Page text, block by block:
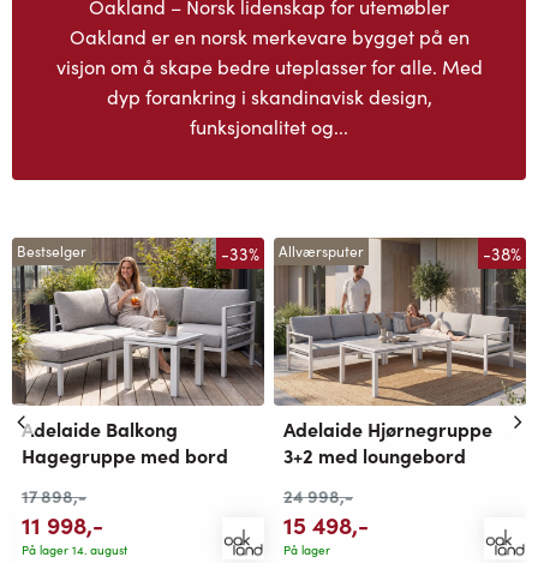
Oakland – Norsk lidenskap for utemøbler
Oakland er en norsk merkevare bygget på en
visjon om å skape bedre uteplasser for alle. Med
dyp forankring i skandinavisk design,
funksjonalitet og...
Bestselger -33%
Adelaide Balkong
Hagegruppe med bord
17 898,-
11 998,-
På lager 14. august
Allværsputer -38%
Adelaide Hjørnegruppe
3+2 med loungebord
24 998,-
15 498,-
På lager